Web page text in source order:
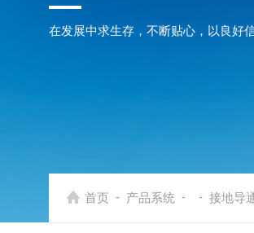
在发展中求生存，不断贴心，以良好
首页 - 产品系统 - - 接地导